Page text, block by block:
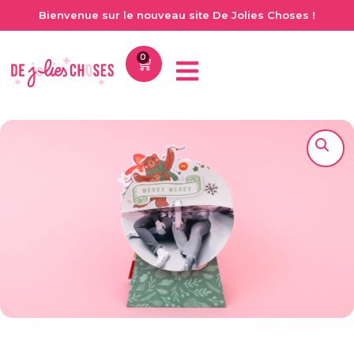
Bienvenue sur le nouveau site De Jolies Choses !
0